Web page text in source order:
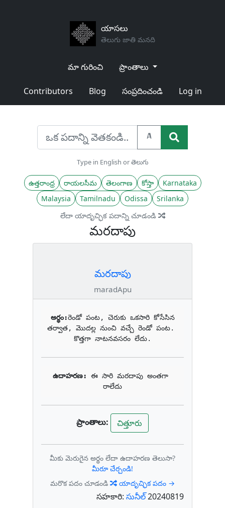
యాసలు
తెలుగు జాతి మనది
మా గురించి ప్రాంతాలు
Contributors Blog సంప్రదించండి Log in
A
Type in English or తెలుగు
ఉత్తరాంధ్ర రాయలసీమ తెలంగాణ కోస్తా
Karnataka
Malaysia
Tamilnadu Odissa
Srilanka
లేదా యాదృచ్ఛిక పదాన్ని చూడండి
మరదాపు
మరదాపు
maradApu
అర్థం:రెండో పంట, చెరుకు ఒకసారి కోసేసిన
తర్వాత, మొదల్ల నుంచి వచ్చే రెండో పంట.
కొత్తగా నాటనవసరం లేదు.
ఉదాహరణ: ఈ సారి మరదాపు అంతగా
రాలేదు
ప్రాంతాలు: చిత్తూరు
మీకు మెరుగైన అర్థం లేదా ఉదాహరణ తెలుసా?
మీరూ చేర్చండి!
మరొక పదం చూడండి
యాదృచ్ఛిక పదం →
సహకారి: సునీల్20240819